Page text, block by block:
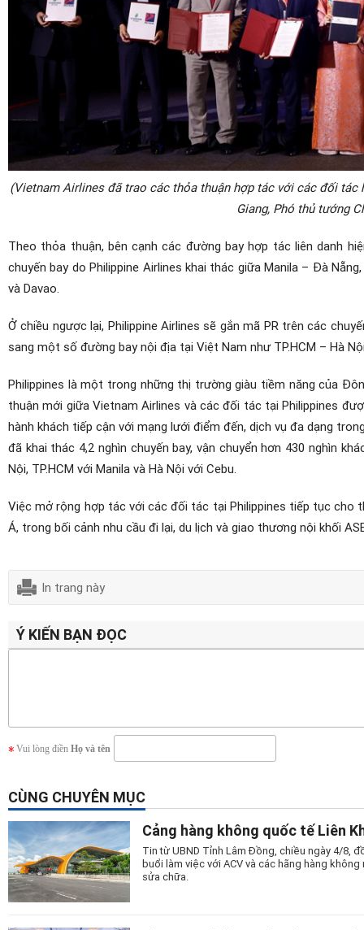
(Vietnam Airlines đã trao các thỏa thuận hợp tác với các đối
Giang, Phó thủ tướng
Theo thỏa thuận, bên cạnh các đường bay hợp tác liên danh
chuyến bay do Philippine Airlines khai thác giữa Manila – Đà
và Davao.
Ở chiều ngược lại, Philippine Airlines sẽ gắn mã PR trên các
sang một số đường bay nội địa tại Việt Nam như TP.HCM – Hà
Philippines là một trong những thị trường giàu tiềm năng của
thuận mới giữa Vietnam Airlines và các đối tác tại Philippines
hành khách tiếp cận với mạng lưới điểm đến, dịch vụ đa dạng
đã khai thác 4,2 nghìn chuyến bay, vận chuyển hơn 430 nghìn
Nội, TP.HCM với Manila và Hà Nội với Cebu.
Việc mở rộng hợp tác với các đối tác tại Philippines tiếp tục
Á, trong bối cảnh nhu cầu đi lại, du lịch và giao thương nội khối
In trang này
Ý KIẾN BẠN ĐỌC
Vui lòng điền Họ và tên
CÙNG CHUYÊN MỤC
Cảng hàng không quốc tế Liên
Tin từ UBND Tỉnh Lâm Đồng, chiều ngày 4/8,
buổi làm việc với ACV và các hãng hàng
sửa chữa.